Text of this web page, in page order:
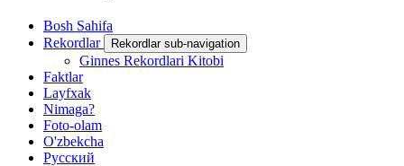
Bosh Sahifa
Rekordlar
Rekordlar sub-navigation
Ginnes Rekordlari Kitobi
Faktlar
Layfxak
Nimaga?
Foto-olam
O'zbekcha
Русский